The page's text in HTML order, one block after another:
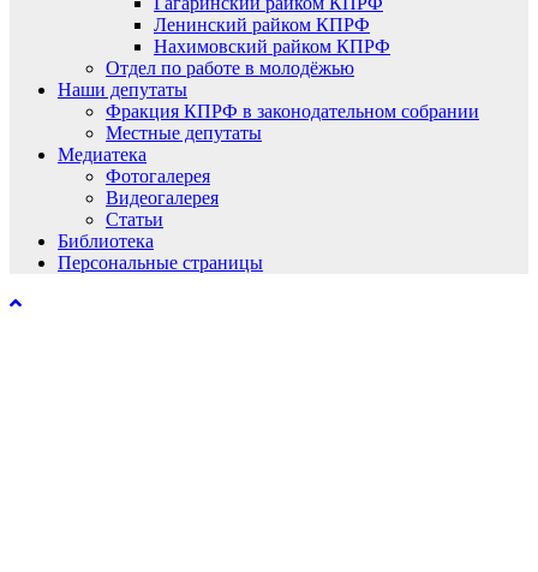
Ленинский райком КПРФ
Нахимовский райком КПРФ
Отдел по работе в молодёжью
Наши депутаты
Фракция КПРФ в законодательном собрании
Местные депутаты
Медиатека
Фотогалерея
Видеогалерея
Статьи
Библиотека
Персональные страницы